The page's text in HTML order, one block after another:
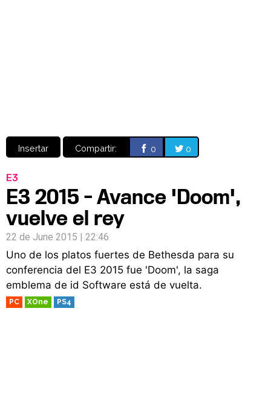
Insertar Compartir: 0 0
E3
E3 2015 - Avance 'Doom',
vuelve el rey
22 de June 2015 | 22:46
Uno de los platos fuertes de Bethesda para su
conferencia del E3 2015 fue 'Doom', la saga
emblema de id Software está de vuelta.
PC XOne PS4